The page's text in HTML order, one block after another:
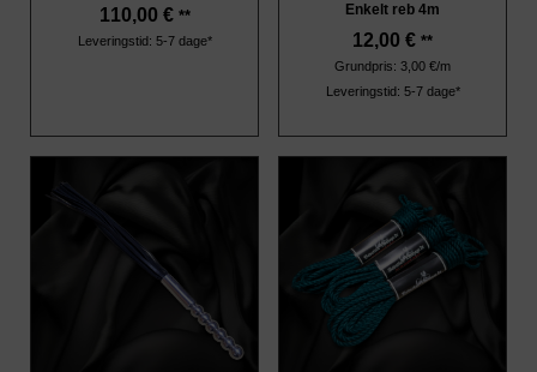
110,00 € **
Leveringstid: 5-7 dage*
Enkelt reb 4m
12,00 € **
Grundpris: 3,00 €/m
Leveringstid: 5-7 dage*